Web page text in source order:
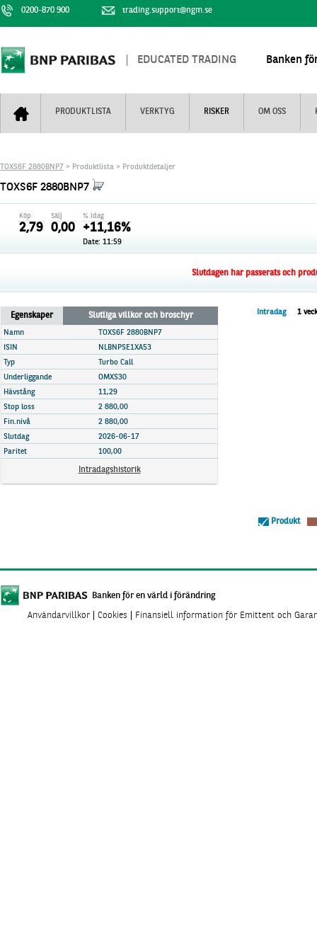
0200-870 900 trading.support@ngm.se
EDUCATED TRADING Banken
PRODUKTLISTA VERKTYG RISKER OM OSS
Mini Futures
Unlimited Turbos
Utsålda produkter
Nyhestbrev+
Realtidskurser
Hur handlar jag
Marknadsöversikt
Finansiell information
TOXS6F 2880BNP7 > Produktlista > Produktdetaljer
TOXS6F 2880BNP7
Köp
2,79
Sälj
0,00
% idag
+11,16%
Date: 11:59
Slutdagen har passerats och
Egenskaper Slutliga villkor och broschyr
Namn
TOXS6F 2880BNP7
ISIN
NLBNPSE1XA53
Typ
Turbo Call
Underliggande
OMXS30
Hävstång
11,29
Stop loss
2 880,00
Fin.nivå
2 880,00
Slutdag
2026-06-17
Paritet
100,00
Intradagshistorik
Intradag 1
Produkt
Banken för en värld i förändring
Användarvillkor Cookies Finansiell information för Emittent och